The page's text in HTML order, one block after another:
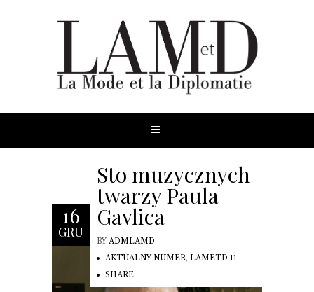
16
GRU
Sto muzycznych
twarzy Paula
Gavlica
BY ADMLAMD
AKTUALNY NUMER, LAMETD 11
SHARE